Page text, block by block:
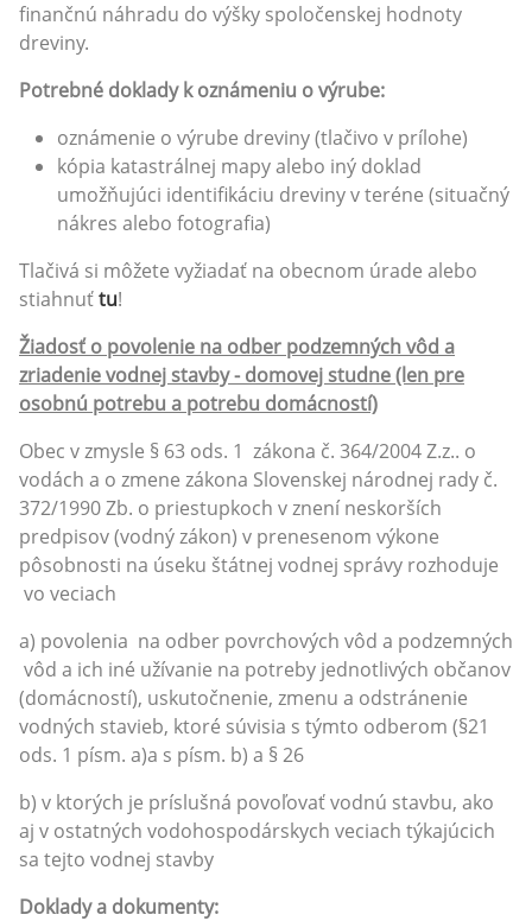
finančnú náhradu do výšky spoločenskej hodnoty
dreviny.
Potrebné doklady k oznámeniu o výrube:
oznámenie o výrube dreviny (tlačivo v prílohe)
kópia katastrálnej mapy alebo iný doklad
umožňujúci identifikáciu dreviny v teréne (situačný
nákres alebo fotografia)
Tlačivá si môžete vyžiadať na obecnom úrade alebo
stiahnuťtu!
Žiadosť o povolenie na odber podzemných vôd a
zriadenie vodnej stavby - domovej studne (len pre
osobnú potrebu a potrebu domácností)
Obec v zmysle § 63 ods. 1 zákona č. 364/2004 Z.z.. o
vodách a o zmene zákona Slovenskej národnej rady č.
372/1990 Zb. o priestupkoch v znení neskorších
predpisov (vodný zákon) v prenesenom výkone
pôsobnosti na úseku štátnej vodnej správy rozhoduje
vo veciach
a) povolenia na odber povrchových vôd a podzemných
vôd a ich iné užívanie na potreby jednotlivých občanov
(domácností), uskutočnenie, zmenu a odstránenie
vodných stavieb, ktoré súvisia s týmto odberom (§21
ods. 1 písm. a)a s písm. b) a § 26
b) v ktorých je príslušná povoľovať vodnú stavbu, ako
aj v ostatných vodohospodárskych veciach týkajúcich
sa tejto vodnej stavby
Doklady a dokumenty: